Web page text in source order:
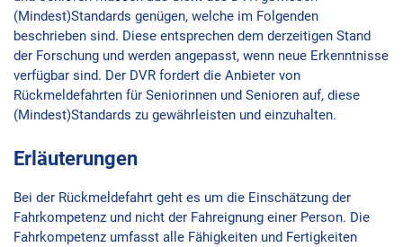
(Mindest)Standards genügen, welche im Folgenden
beschrieben sind. Diese entsprechen dem derzeitigen Stand
der Forschung und werden angepasst, wenn neue Erkenntnisse
verfügbar sind. Der DVR fordert die Anbieter von
Rückmeldefahrten für Seniorinnen und Senioren auf, diese
(Mindest)Standards zu gewährleisten und einzuhalten.
Erläuterungen
Bei der Rückmeldefahrt geht es um die Einschätzung der
Fahrkompetenz und nicht der Fahreignung einer Person. Die
Fahrkompetenz umfasst alle Fähigkeiten und Fertigkeiten